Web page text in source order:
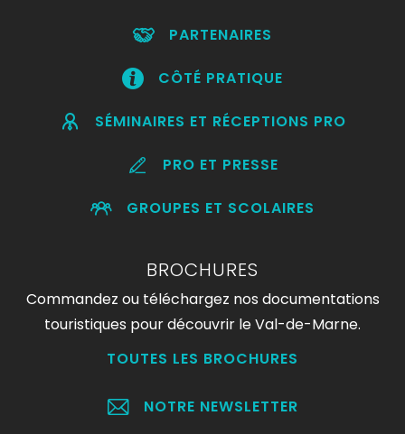
PARTENAIRES
CÔTÉ PRATIQUE
SÉMINAIRES ET RÉCEPTIONS PRO
PRO ET PRESSE
GROUPES ET SCOLAIRES
BROCHURES
Commandez ou téléchargez nos documentations
touristiques pour découvrir le Val-de-Marne.
TOUTES LES BROCHURES
NOTRE NEWSLETTER